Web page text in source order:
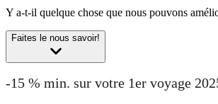
Y a-t-il quelque chose que nous pouvons
Faites le nous savoir!
-15 % min. sur votre 1er voyage